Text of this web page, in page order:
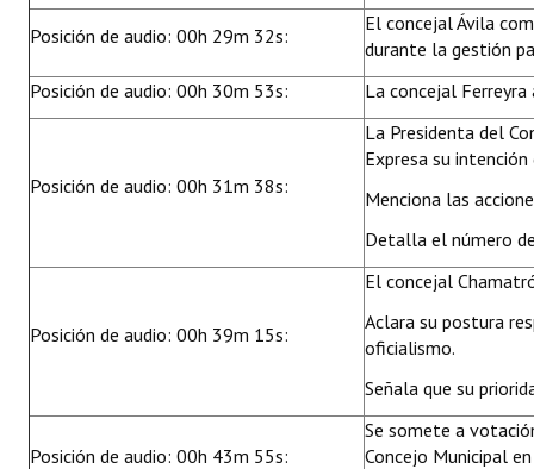
Posición de audio: 00h 29m 32s:
El concejal Ávila
durante la gestión
Posición de audio: 00h 30m 53s:
La concejal Ferreyra
Posición de audio: 00h 31m 38s:
La Presidenta del
Expresa su
Menciona las
Detalla el número
Posición de audio: 00h 39m 15s:
El concejal
Aclara su postura
oficialismo.
Señala que su
Posición de audio: 00h 43m 55s:
Se somete a
Concejo Municipal